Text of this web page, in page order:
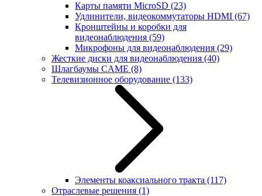
Карты памяти MicroSD (23)
Удлинители, видеокоммутаторы HDMI (67)
Кронштейны и коробки для
видеонаблюдения (59)
Микрофоны для видеонаблюдения (29)
Жесткие диски для видеонаблюдения (40)
Шлагбаумы CAME (8)
Телевизионное оборудование (133)
Элементы коаксиального тракта (117)
Отраслевые решения (1)